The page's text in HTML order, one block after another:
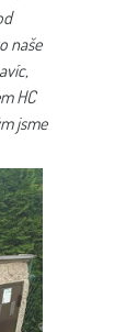
naše
HC
jsme